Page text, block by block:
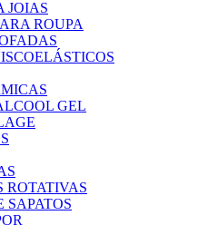
JOIAS
ROUPA
GEL
ROTATIVAS
SAPATOS